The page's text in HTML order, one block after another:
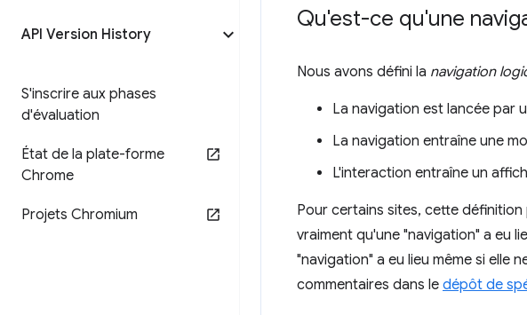
API Version History
S'inscrire aux phases
d'évaluation
État de la plate-forme
Chrome
Projets Chromium
Qu'est-ce qu'une
Nous avons défini la navigation
La navigation est lancée par
La navigation entraîne une
L'interaction entraîne un
Pour certains sites, cette
vraiment qu'une "navigation" a eu
"navigation" a eu lieu même si elle
commentaires dans le dépôt de